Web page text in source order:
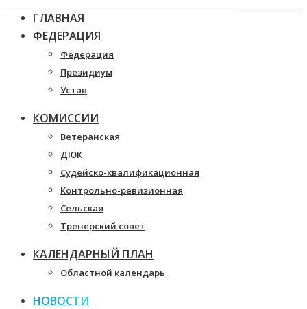
ГЛАВНАЯ
ФЕДЕРАЦИЯ
Федерация
Президиум
Устав
КОМИССИИ
Ветеранская
ДЮК
Судейско-квалификационная
Контрольно-ревизионная
Сельская
Тренерский совет
КАЛЕНДАРНЫЙ ПЛАН
Областной календарь
НОВОСТИ